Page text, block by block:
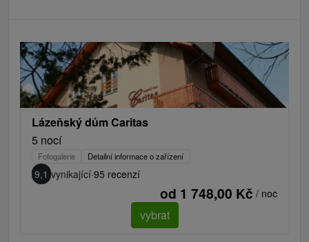
Lázeňský dům Caritas
5 nocí
Fotogalerie Detailní informace o zařízení
9,1 vynikající·95 recenzí
od 1 748,00 Kč / noc
vybrat